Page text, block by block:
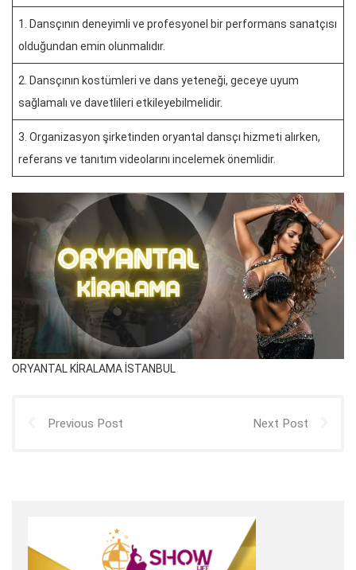
1. Dansçının deneyimli ve profesyonel bir performans sanatçısı
olduğundan emin olunmalıdır.
2. Dansçının kostümleri ve dans yeteneği, geceye uyum
sağlamalı ve davetlileri etkileyebilmelidir.
3. Organizasyon şirketinden oryantal dansçı hizmeti alırken,
referans ve tanıtım videolarını incelemek önemlidir.
ORYANTAL KİRALAMA İSTANBUL
Previous Post Next Post